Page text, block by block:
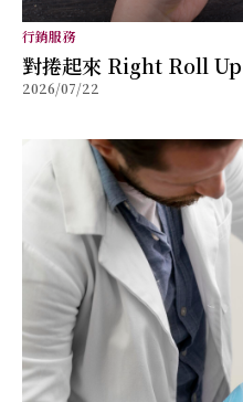
行銷服務
對捲起來 Right Roll Up
SEO，協助品牌打造可轉
2026/07/22